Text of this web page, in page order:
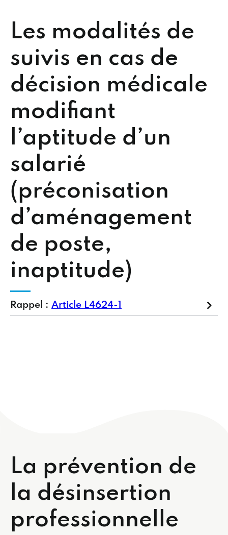
Les modalités de
suivis en cas de
décision médicale
modifiant
l’aptitude d’un
salarié
(préconisation
d’aménagement
de poste,
inaptitude)
Rappel : Article L4624-1
La prévention de
la désinsertion
professionnelle